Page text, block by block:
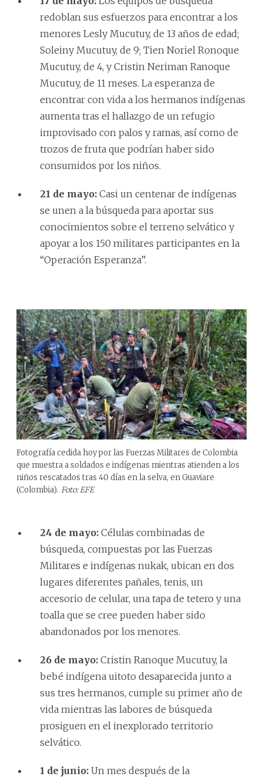
redoblan sus esfuerzos para encontrar a los
menores Lesly Mucutuy, de 13 años de edad;
Soleiny Mucutuy, de 9; Tien Noriel Ronoque
Mucutuy, de 4, y Cristin Neriman Ranoque
Mucutuy, de 11 meses. La esperanza de
encontrar con vida a los hermanos indígenas
aumenta tras el hallazgo de un refugio
improvisado con palos y ramas, así como de
trozos de fruta que podrían haber sido
consumidos por los niños.
21 de mayo: Casi un centenar de indígenas
se unen a la búsqueda para aportar sus
conocimientos sobre el terreno selvático y
apoyar a los 150 militares participantes en la
“Operación Esperanza”.
Fotografía cedida hoy por las Fuerzas Militares de Colombia
que muestra a soldados e indígenas mientras atienden a los
niños rescatados tras 40 días en la selva, en Guaviare
(Colombia). Foto: EFE
24 de mayo: Células combinadas de
búsqueda, compuestas por las Fuerzas
Militares e indígenas nukak, ubican en dos
lugares diferentes pañales, tenis, un
accesorio de celular, una tapa de tetero y una
toalla que se cree pueden haber sido
abandonados por los menores.
26 de mayo: Cristin Ranoque Mucutuy, la
bebé indígena uitoto desaparecida junto a
sus tres hermanos, cumple su primer año de
vida mientras las labores de búsqueda
prosiguen en el inexplorado territorio
selvático.
1 de junio: Un mes después de la